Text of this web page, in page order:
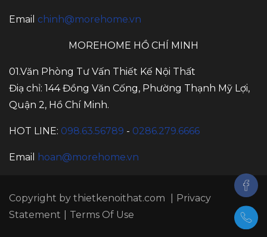
Email chinh@morehome.vn
MOREHOME HỒ CHÍ MINH
01.Văn Phòng Tư Vấn Thiết Kế Nội Thất
Điạ chỉ: 144 Đồng Văn Cống, Phường Thạnh Mỹ Lợi,
Quận 2, Hồ Chí Minh.
HOT LINE: 098.63.56789 - 0286.279.6666
Email hoan@morehome.vn
Copyright by thietkenoithat.com
Privacy
Statement
Terms Of Use